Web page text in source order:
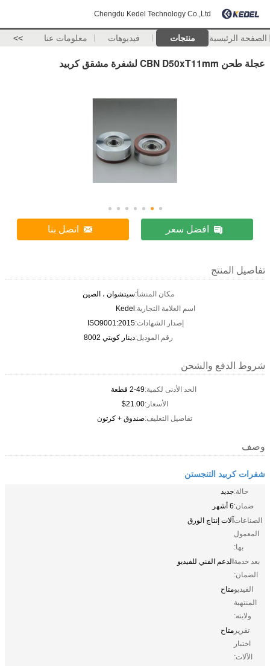
Chengdu Kedel Technology Co.,Ltd
الصفحة الرئيسية منتجات فيديوهات معلومات عنا >>
عجلة طحن CBN D50xT11mm لشفرة مشقق كربيد
افضل سعر اتصل بنا
تفاصيل المنتج
مكان المنشأ:سيتشوان ، الصين
اسم العلامة التجارية:Kedel
إصدار الشهادات:ISO9001:2015
رقم الموديل:دينار كويتي 8002
شروط الدفع والشحن
الحد الأدنى لكمية:2-49 قطعة
الأسعار:$21.00
تفاصيل التغليف:صندوق + كرتون
وصف
شفرات كربيد التنجستن
حالة:جديد
ضمان:6 أشهر
الصناعات
المعمول
بها:
آلات إنتاج الورق
بعد خدمة
الضمان:
الدعم الفني للفيديو
الفيديو
المنتهية
ولايته:
متاح
تقرير
اختبار
الآلات:
متاح